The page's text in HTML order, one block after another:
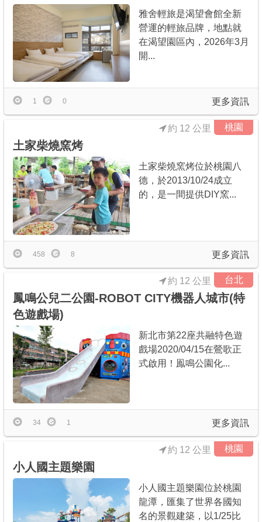
雅舍輕旅是渴望會館全新
營運的輕旅品牌，地點就
在渴望園區內，2026年3月
開...
更多資訊
1 0
桃園
土家柴燒窯烤
約 12 公里
土家柴燒窯烤位於桃園八
德，於2013/10/24成立
的，是一間提供DIY窯...
更多資訊
458 8
台北
鳳鳴公兒二公園-ROBOT CITY機器人城市(特
色遊戲場)
約 12 公里
新北市第22座共融特色遊
戲場2020/04/15在鶯歌正
式啟用！鳯鳴公園化...
更多資訊
34 1
桃園
小人國主題樂園
約 12 公里
小人國主題樂園位於桃園
龍潭，匯集了世界各國知
名的景觀建築，以1/25比